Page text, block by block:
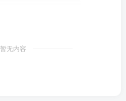
暂无内容